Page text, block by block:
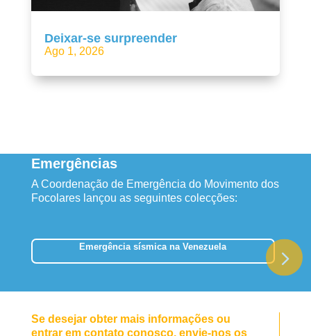
Deixar-se surpreender
Ago 1, 2026
Emergências
A Coordenação de Emergência do Movimento dos
Focolares lançou as seguintes colecções:
Emergência sísmica na Venezuela
Se desejar obter mais informações ou
entrar em contato conosco, envie-nos os